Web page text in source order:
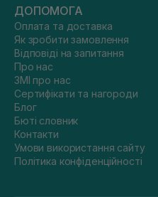
ДОПОМОГА
Оплата та доставка
Як зробити замовлення
Відповіді на запитання
Про нас
ЗМІ про нас
Сертифікати та нагороди
Блог
Бюті словник
Контакти
Умови використання сайту
Політика конфіденційності